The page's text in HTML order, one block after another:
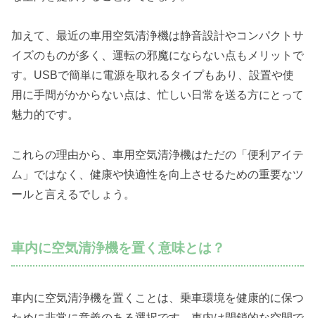
加えて、最近の車用空気清浄機は静音設計やコンパクトサ
イズのものが多く、運転の邪魔にならない点もメリットで
す。USBで簡単に電源を取れるタイプもあり、設置や使
用に手間がかからない点は、忙しい日常を送る方にとって
魅力的です。
これらの理由から、車用空気清浄機はただの「便利アイテ
ム」ではなく、健康や快適性を向上させるための重要なツ
ールと言えるでしょう。
車内に空気清浄機を置く意味とは？
車内に空気清浄機を置くことは、乗車環境を健康的に保つ